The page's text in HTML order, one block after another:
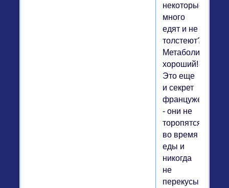
некоторые
много
едят и не
толстеют?
Метаболизм
хороший!
Это еще
и секрет
француженок
- они не
торопятся
во время
еды и
никогда
не
перекусывают!